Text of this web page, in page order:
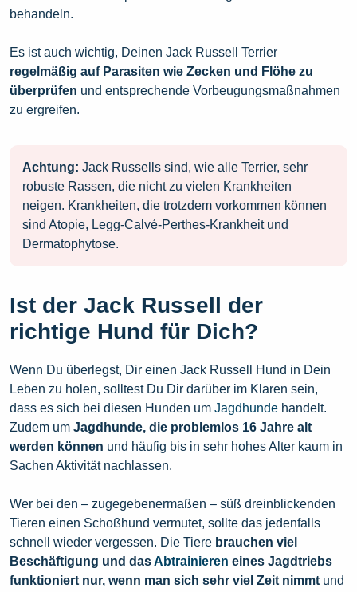
behandeln.
Es ist auch wichtig, Deinen Jack Russell Terrier
regelmäßig auf Parasiten wie Zecken und Flöhe zu
überprüfen und entsprechende Vorbeugungsmaßnahmen
zu ergreifen.
Achtung: Jack Russells sind, wie alle Terrier, sehr
robuste Rassen, die nicht zu vielen Krankheiten
neigen. Krankheiten, die trotzdem vorkommen können
sind Atopie, Legg-Calvé-Perthes-Krankheit und
Dermatophytose.
Ist der Jack Russell der
richtige Hund für Dich?
Wenn Du überlegst, Dir einen Jack Russell Hund in Dein
Leben zu holen, solltest Du Dir darüber im Klaren sein,
dass es sich bei diesen Hunden um Jagdhunde handelt.
Zudem um Jagdhunde, die problemlos 16 Jahre alt
werden können und häufig bis in sehr hohes Alter kaum in
Sachen Aktivität nachlassen.
Wer bei den – zugegebenermaßen – süß dreinblickenden
Tieren einen Schoßhund vermutet, sollte das jedenfalls
schnell wieder vergessen. Die Tiere brauchen viel
Beschäftigung und dasAbtrainieren eines Jagdtriebs
funktioniert nur, wenn man sich sehr viel Zeit nimmt und